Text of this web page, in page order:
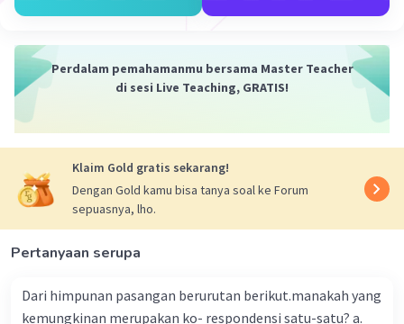
U6= 3 + (6 - 1) . (5) = 3+ (5) . (5) = 3 + 25= 28
Jadi, 3 bilangan selanjutnya dari pola barisan
bilangan tersebut adalah 23, 28, 33.
Iklan
Perdalam pemahamanmu bersama Master Teacher
di sesi Live Teaching, GRATIS!
Klaim Gold gratis sekarang!
Dengan Gold kamu bisa tanya soal ke Forum
sepuasnya, lho.
Pertanyaan serupa
Dari himpunan pasangan berurutan berikut.manakah yang
kemungkinan merupakan ko- respondensi satu-satu? a.